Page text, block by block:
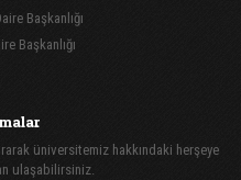
Başkanlığı
Başkanlığı
üniversitemiz hakkındaki herşeye
ulaşabilirsiniz.